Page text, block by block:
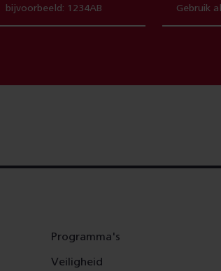
Programma's
Veiligheid